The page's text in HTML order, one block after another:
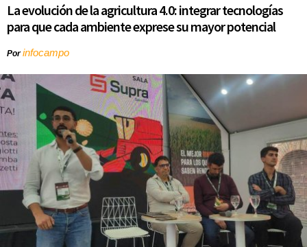
La evolución de la agricultura 4.0: integrar tecnologías
para que cada ambiente exprese su mayor potencial
Porinfocampo